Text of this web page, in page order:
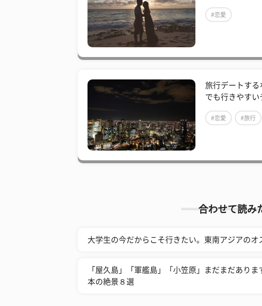
#恋愛
旅行デートする
でも行きやす
#恋愛 #旅行
合わせて読み
大学生の今だからこそ行きたい。東南アジアのオ
「屋久島」「軍艦島」「小笠原」まだまだあり
本の絶景８選